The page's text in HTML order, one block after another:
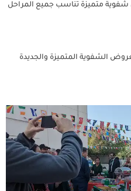
متميزة تناسب جميع المراحل
الشفوية المتميزة والجديدة